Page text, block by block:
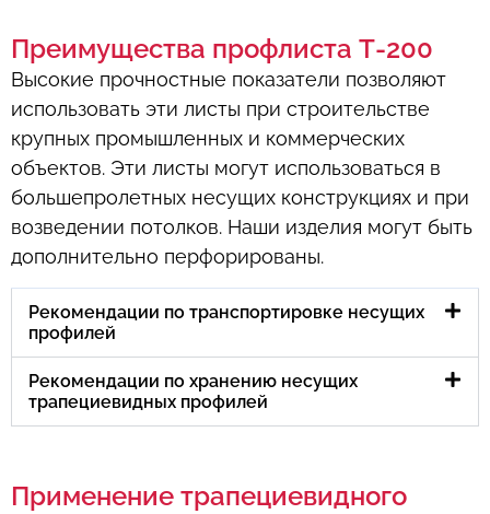
Преимущества профлиста Т-200
Высокие прочностные показатели позволяют
использовать эти листы при строительстве
крупных промышленных и коммерческих
объектов. Эти листы могут использоваться в
большепролетных несущих конструкциях и при
возведении потолков. Наши изделия могут быть
дополнительно перфорированы.
Рекомендации по транспортировке несущих
профилей
Рекомендации по хранению несущих
трапециевидных профилей
Применение трапециевидного